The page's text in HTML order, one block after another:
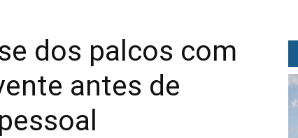
dos palcos com
antes de